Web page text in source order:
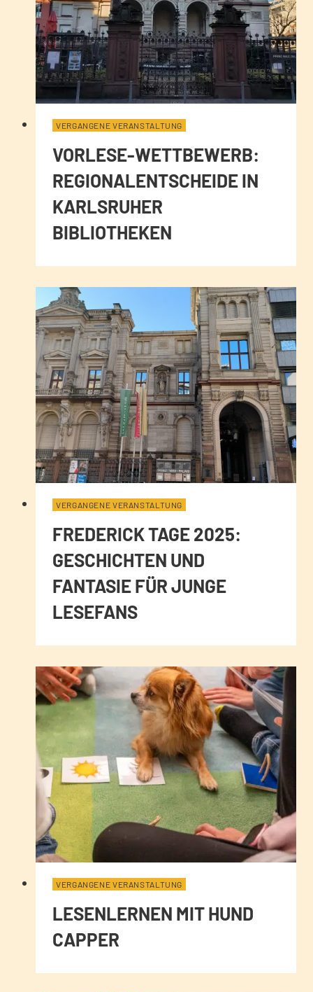
VERGANGENE VERANSTALTUNG
VORLESE-WETTBEWERB:
REGIONALENTSCHEIDE IN
KARLSRUHER
BIBLIOTHEKEN
VERGANGENE VERANSTALTUNG
FREDERICK TAGE 2025:
GESCHICHTEN UND
FANTASIE FÜR JUNGE
LESEFANS
VERGANGENE VERANSTALTUNG
LESENLERNEN MIT HUND
CAPPER